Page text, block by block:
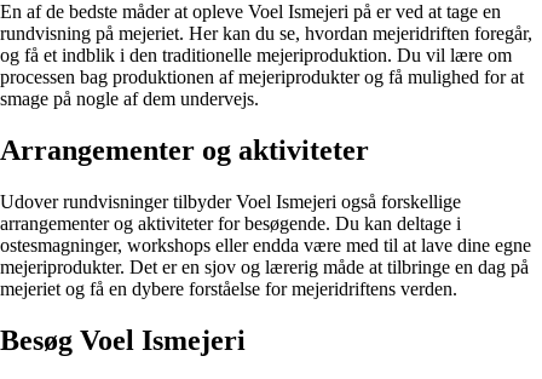
En af de bedste måder at opleve Voel Ismejeri på er ved at tage en
rundvisning på mejeriet. Her kan du se, hvordan mejeridriften foregår,
og få et indblik i den traditionelle mejeriproduktion. Du vil lære om
processen bag produktionen af mejeriprodukter og få mulighed for at
smage på nogle af dem undervejs.
Arrangementer og aktiviteter
Udover rundvisninger tilbyder Voel Ismejeri også forskellige
arrangementer og aktiviteter for besøgende. Du kan deltage i
ostesmagninger, workshops eller endda være med til at lave dine egne
mejeriprodukter. Det er en sjov og lærerig måde at tilbringe en dag på
mejeriet og få en dybere forståelse for mejeridriftens verden.
Besøg Voel Ismejeri